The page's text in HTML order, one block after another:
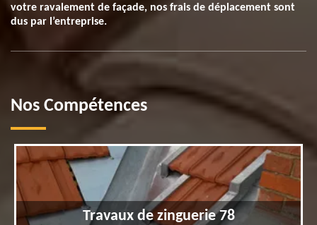
votre ravalement de façade, nos frais de déplacement sont
dus par l’entreprise.
Nos Compétences
Travaux de zinguerie 78